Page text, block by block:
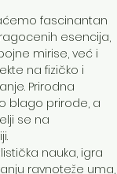
fascinantan
esencija,
mirise, već i
na fizičko i
Prirodna
blago prirode, a
se na
nauka, igra
ravnoteže uma,